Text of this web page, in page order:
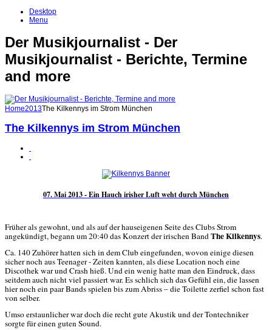
Desktop
Menu
Der Musikjournalist - Der
Musikjournalist - Berichte, Termine
and more
Home2013The Kilkennys im Strom München
The Kilkennys im Strom München
07. Mai 2013 - Ein Hauch irisher Luft weht durch München
Früher als gewohnt, und als auf der hauseigenen Seite des Clubs Strom
angekündigt, begann um 20:40 das Konzert der irischen BandThe Kilkennys.
Ca. 140 Zuhörer hatten sich in dem Club eingefunden, wovon einige diesen
sicher noch aus Teenager - Zeiten kannten, als diese Location noch eine
Discothek war und Crash hieß. Und ein wenig hatte man den Eindruck, dass
seitdem auch nicht viel passiert war. Es schlich sich das Gefühl ein, die lassen
hier noch ein paar Bands spielen bis zum Abriss – die Toilette zerfiel schon fast
von selber.
Umso erstaunlicher war doch die recht gute Akustik und der Tontechniker
sorgte für einen guten Sound.